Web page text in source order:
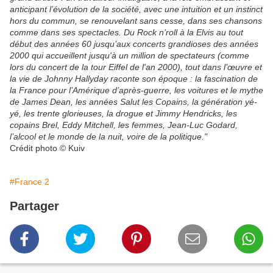
anticipant l’évolution de la société, avec une intuition et un instinct
hors du commun, se renouvelant sans cesse, dans ses chansons
comme dans ses spectacles. Du Rock n’roll à la Elvis au tout
début des années 60 jusqu’aux concerts grandioses des années
2000 qui accueillent jusqu'à un million de spectateurs (comme
lors du concert de la tour Eiffel de l'an 2000), tout dans l’œuvre et
la vie de Johnny Hallyday raconte son époque : la fascination de
la France pour l’Amérique d’après-guerre, les voitures et le mythe
de James Dean, les années Salut les Copains, la génération yé-
yé, les trente glorieuses, la drogue et Jimmy Hendricks, les
copains Brel, Eddy Mitchell, les femmes, Jean-Luc Godard,
l’alcool et le monde de la nuit, voire de la politique."
Crédit photo © Kuiv
#France 2
Partager